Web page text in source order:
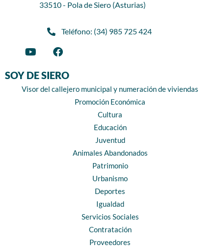
33510 - Pola de Siero (Asturias)
Teléfono: (34) 985 725 424
SOY DE SIERO
Visor del callejero municipal y numeración de viviendas
Promoción Económica
Cultura
Educación
Juventud
Animales Abandonados
Patrimonio
Urbanismo
Deportes
Igualdad
Servicios Sociales
Contratación
Proveedores